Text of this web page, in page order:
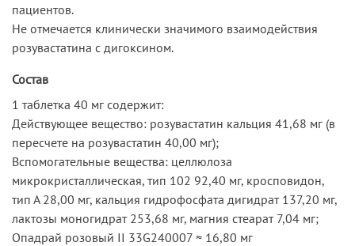
пациентов.
Не отмечается клинически значимого взаимодействия
розувастатина с дигоксином.
Состав
1 таблетка 40 мг содержит:
Действующее вещество: розувастатин кальция 41,68 мг (в
пересчете на розувастатин 40,00 мг);
Вспомогательные вещества: целлюлоза
микрокристаллическая, тип 102 92,40 мг, кросповидон,
тип А 28,00 мг, кальция гидрофосфата дигидрат 137,20 мг,
лактозы моногидрат 253,68 мг, магния стеарат 7,04 мг;
Опадрай розовый II 33G240007 ≈ 16,80 мг